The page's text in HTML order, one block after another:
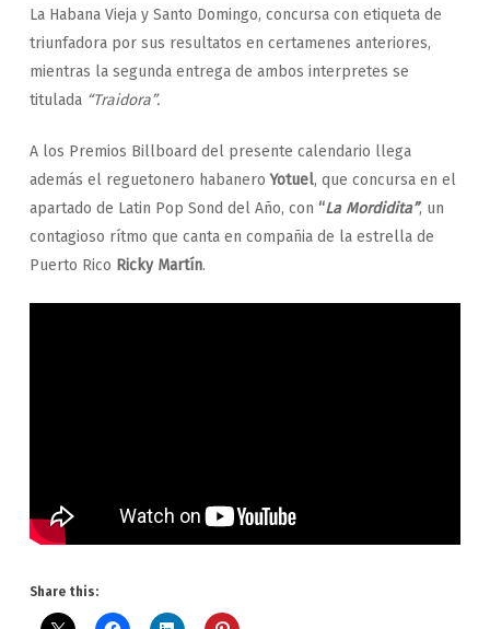
La Habana Vieja y Santo Domingo, concursa con etiqueta de
triunfadora por sus resultatos en certamenes anteriores,
mientras la segunda entrega de ambos interpretes se
titulada “Traidora”.
A los Premios Billboard del presente calendario llega
además el reguetonero habaneroYotuel, que concursa en el
apartado de Latin Pop Sond del Año, con “La Mordidita”, un
contagioso rítmo que canta en compañia de la estrella de
Puerto Rico Ricky Martín.
Share this: